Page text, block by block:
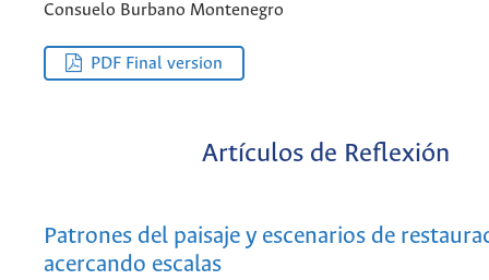
Consuelo Burbano Montenegro
PDF Final version
Artículos de Reflexión
Patrones del paisaje y escenarios de
acercando escalas